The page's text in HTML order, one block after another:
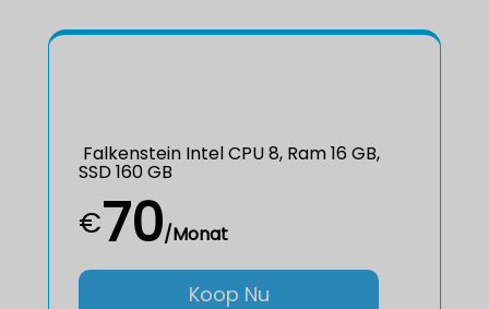
Falkenstein Intel CPU 8, Ram 16 GB,
SSD 160 GB
€70/Monat
Koop Nu